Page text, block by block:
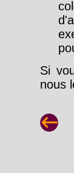
Si
nous